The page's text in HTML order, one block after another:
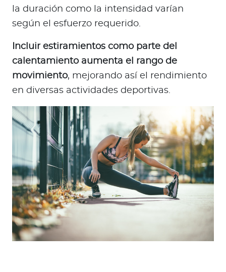
la duración como la intensidad varían
según el esfuerzo requerido.
Incluir estiramientos como parte del
calentamiento aumenta el rango de
movimiento, mejorando así el rendimiento
en diversas actividades deportivas.